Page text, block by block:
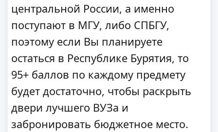
центральной России, а именно
поступают в МГУ, либо СПБГУ,
поэтому если Вы планируете
остаться в Республике Бурятия, то
95+ баллов по каждому предмету
будет достаточно, чтобы раскрыть
двери лучшего ВУЗа и
забронировать бюджетное место.